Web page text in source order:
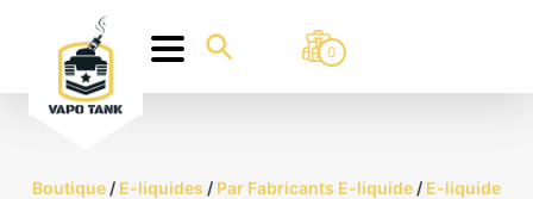
0
Boutique/ E-liquides / Par Fabricants E-liquide/ E-liquide